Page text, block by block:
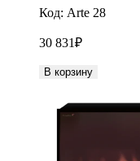
Код: Arte 28
30 831₽
В корзину